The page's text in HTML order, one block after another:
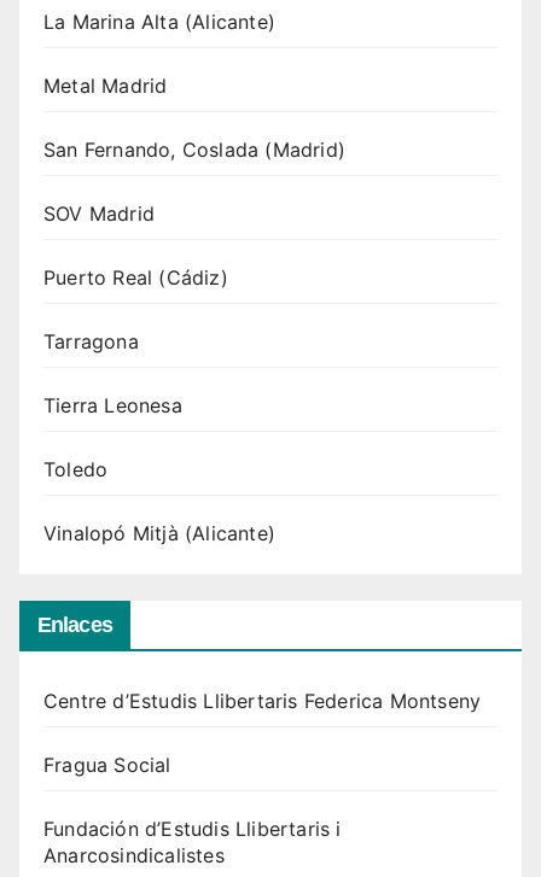
La Marina Alta (Alicante)
Metal Madrid
San Fernando, Coslada (Madrid)
SOV Madrid
Puerto Real (Cádiz)
Tarragona
Tierra Leonesa
Toledo
Vinalopó Mitjà (Alicante)
Enlaces
Centre d’Estudis Llibertaris Federica Montseny
Fragua Social
Fundación d’Estudis Llibertaris i
Anarcosindicalistes